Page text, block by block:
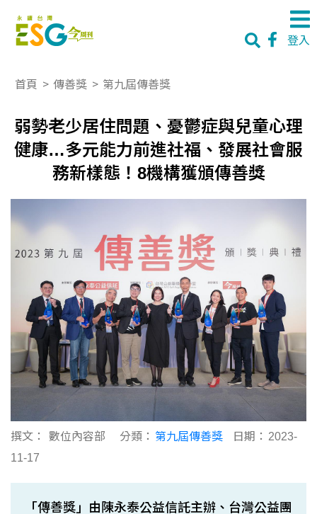
登入
首頁 > 傳善獎 > 第九屆傳善獎
弱勢老少居住問題、憂鬱症與兒童心理
健康…多元能力前進社福、發展社會服
務新樣態！8機構獲頒傳善獎
撰文： 數位內容部 分類： 第九屆傳善獎 日期： 2023-
11-17
「傳善獎」由陳永泰公益信託主辦、台灣公益團